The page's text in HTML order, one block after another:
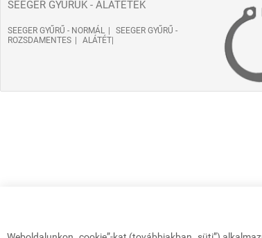
SEEGER GYŰRŰK - ALÁTÉTEK
SEEGER GYŰRŰ - NORMÁL
SEEGER GYŰRŰ -
ROZSDAMENTES
ALÁTÉT